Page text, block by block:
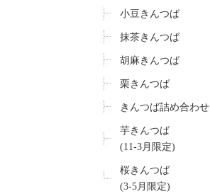
小豆きんつば
抹茶きんつば
胡麻きんつば
栗きんつば
きんつば詰め合わせ
芋きんつば
(11-3月限定)
桜きんつば
(3-5月限定)